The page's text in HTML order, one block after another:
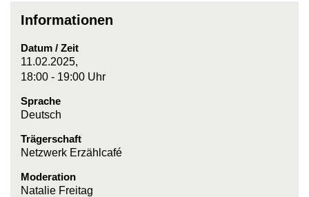
Informationen
Datum / Zeit
11.02.2025,
18:00 - 19:00 Uhr
Sprache
Deutsch
Trägerschaft
Netzwerk Erzählcafé
Moderation
Natalie Freitag